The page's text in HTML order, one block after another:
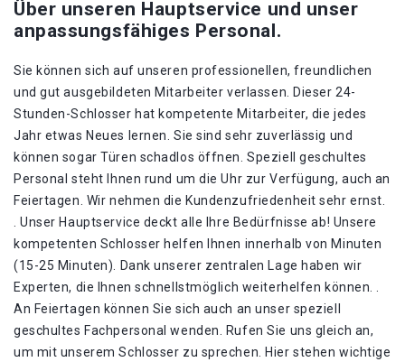
Über unseren Hauptservice und unser
anpassungsfähiges Personal.
Sie können sich auf unseren professionellen, freundlichen
und gut ausgebildeten Mitarbeiter verlassen. Dieser 24-
Stunden-Schlosser hat kompetente Mitarbeiter, die jedes
Jahr etwas Neues lernen. Sie sind sehr zuverlässig und
können sogar Türen schadlos öffnen. Speziell geschultes
Personal steht Ihnen rund um die Uhr zur Verfügung, auch an
Feiertagen. Wir nehmen die Kundenzufriedenheit sehr ernst.
. Unser Hauptservice deckt alle Ihre Bedürfnisse ab! Unsere
kompetenten Schlosser helfen Ihnen innerhalb von Minuten
(15-25 Minuten). Dank unserer zentralen Lage haben wir
Experten, die Ihnen schnellstmöglich weiterhelfen können. .
An Feiertagen können Sie sich auch an unser speziell
geschultes Fachpersonal wenden. Rufen Sie uns gleich an,
um mit unserem Schlosser zu sprechen. Hier stehen wichtige